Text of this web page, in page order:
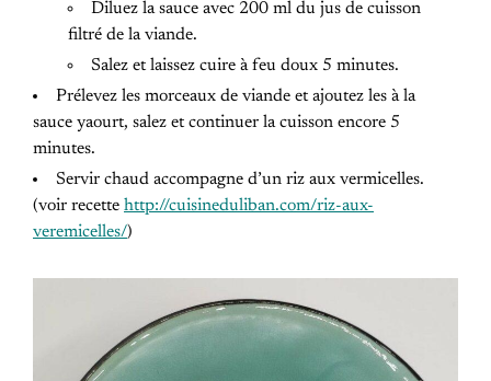
Diluez la sauce avec 200 ml du jus de cuisson
filtré de la viande.
Salez et laissez cuire à feu doux 5 minutes.
Prélevez les morceaux de viande et ajoutez les à la
sauce yaourt, salez et continuer la cuisson encore 5
minutes.
Servir chaud accompagne d’un riz aux vermicelles.
(voir recette http://cuisineduliban.com/riz-aux-
veremicelles/)